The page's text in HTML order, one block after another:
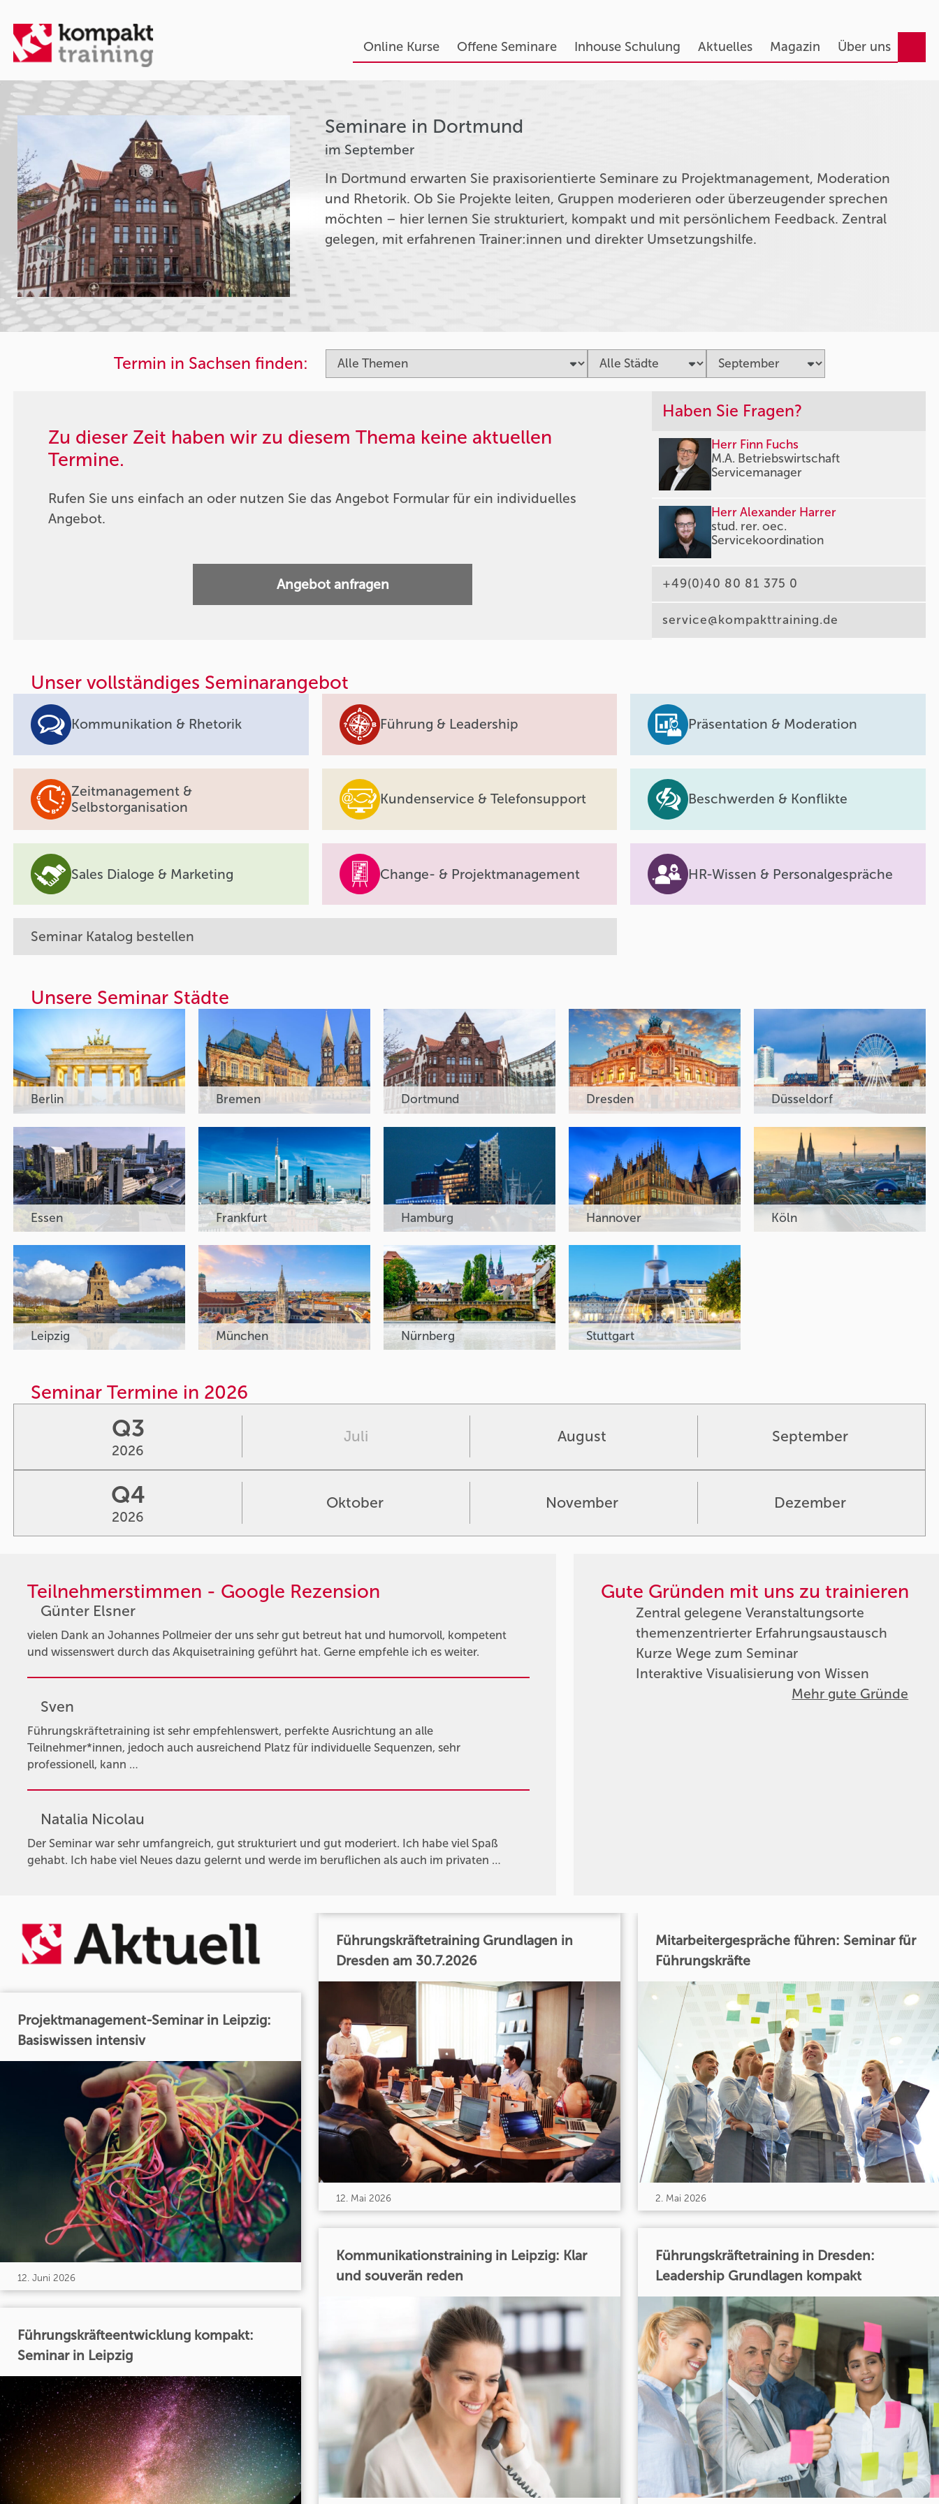
Online Kurse Offene Seminare Inhouse Schulung Aktuelles Magazin Über uns
Seminare in Dortmund
im September
In Dortmund erwarten Sie praxisorientierte Seminare zu Projektmanagement, Moderation
und Rhetorik. Ob Sie Projekte leiten, Gruppen moderieren oder überzeugender sprechen
möchten – hier lernen Sie strukturiert, kompakt und mit persönlichem Feedback. Zentral
gelegen, mit erfahrenen Trainer:innen und direkter Umsetzungshilfe.
Termin in Sachsen finden:
Zu dieser Zeit haben wir zu diesem Thema keine aktuellen
Termine.
Rufen Sie uns einfach an oder nutzen Sie das Angebot Formular für ein individuelles
Angebot.
Angebot anfragen
Haben Sie Fragen?
Herr Finn Fuchs
M.A. Betriebswirtschaft
Servicemanager
Herr Alexander Harrer
stud. rer. oec.
Servicekoordination
+49(0)40 80 81 375 0
service@kompakttraining.de
Teilnehmerstimmen - Google Rezension
Günter Elsner
vielen Dank an Johannes Pollmeier der uns sehr gut betreut hat und humorvoll, kompetent
und wissenswert durch das Akquisetraining geführt hat. Gerne empfehle ich es weiter.
Sven
Führungskräftetraining ist sehr empfehlenswert, perfekte Ausrichtung an alle
Teilnehmer*innen, jedoch auch ausreichend Platz für individuelle Sequenzen, sehr
professionell, kann …
Natalia Nicolau
Der Seminar war sehr umfangreich, gut strukturiert und gut moderiert. Ich habe viel Spaß
gehabt. Ich habe viel Neues dazu gelernt und werde im beruflichen als auch im privaten …
Gute Gründen mit uns zu trainieren
Zentral gelegene Veranstaltungsorte
themenzentrierter Erfahrungsaustausch
Kurze Wege zum Seminar
Interaktive Visualisierung von Wissen
Mehr gute Gründe
Projektmanagement-Seminar in Leipzig:
Basiswissen intensiv
12. Juni 2026
Führungskräfteentwicklung kompakt:
Seminar in Leipzig
Führungskräftetraining Grundlagen in
Dresden am 30.7.2026
12. Mai 2026
Kommunikationstraining in Leipzig: Klar
und souverän reden
Mitarbeitergespräche führen: Seminar für
Führungskräfte
2. Mai 2026
Führungskräftetraining in Dresden:
Leadership Grundlagen kompakt
Unser vollständiges Seminarangebot
Kommunikation & Rhetorik Führung & Leadership Präsentation & Moderation
Zeitmanagement &
Selbstorganisation
Kundenservice & Telefonsupport Beschwerden & Konflikte
Sales Dialoge & Marketing Change- & Projektmanagement HR-Wissen & Personalgespräche
Seminar Katalog bestellen
Unsere Seminar Städte
Berlin Bremen Dortmund Dresden Düsseldorf
Essen Frankfurt Hamburg Hannover Köln
Leipzig München Nürnberg Stuttgart
Seminar Termine in 2026
Q3
2026
Juli August September
Q4
2026
Oktober November Dezember